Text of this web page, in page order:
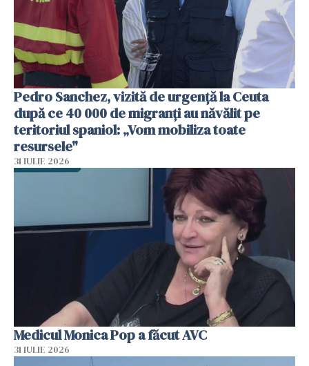
Pedro Sanchez, vizită de urgență la Ceuta
după ce 40 000 de migranți au năvălit pe
teritoriul spaniol: „Vom mobiliza toate
resursele"
31 IULIE 2026
Medicul Monica Pop a făcut AVC
31 IULIE 2026